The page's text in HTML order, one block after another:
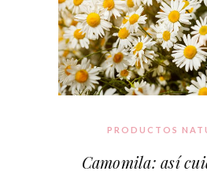
PRODUCTOS
Camomila: así